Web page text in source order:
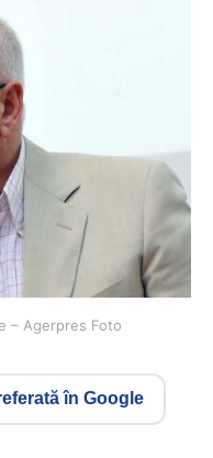
– Agerpres Foto
în Google